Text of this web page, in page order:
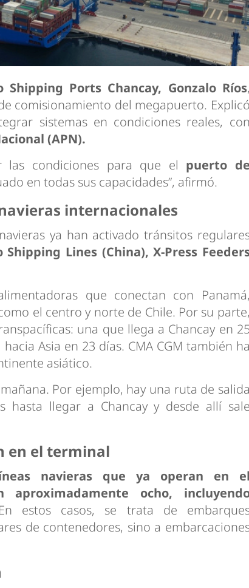
Ports Chancay, Gonzalo Ríos,
comisionamiento del megapuerto. Explicó
sistemas en condiciones reales, con
(APN).
las condiciones para que el puerto de
en todas sus capacidades”, afirmó.
internacionales
ya han activado tránsitos
Shipping Lines (China), X-Press
que conectan con Panamá,
el centro y norte de Chile. Por su parte,
una que llega a Chancay en
Asia en 23 días. CMA CGM también ha
asiático.
Por ejemplo, hay una ruta de salida
hasta llegar a Chancay y desde allí sale
en el terminal
navieras que ya operan en el
ocho,
estos casos, se trata de
de contenedores, sino a